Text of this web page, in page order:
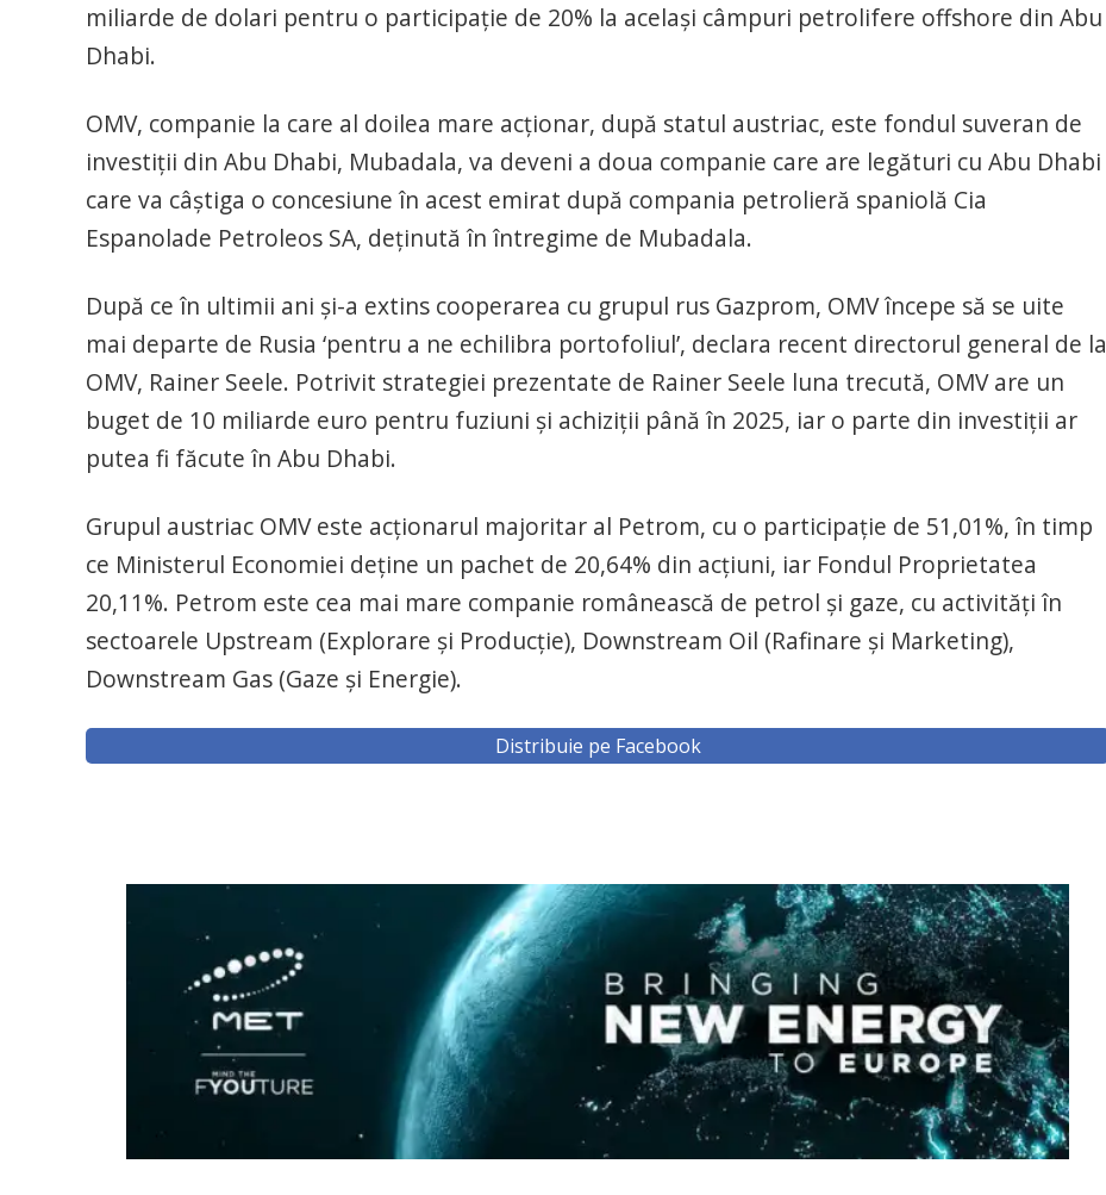
miliarde de dolari pentru o participaţie de 20% la acelaşi câmpuri petrolifere offshore din Abu
Dhabi.
OMV, companie la care al doilea mare acţionar, după statul austriac, este fondul suveran de
investiţii din Abu Dhabi, Mubadala, va deveni a doua companie care are legături cu Abu Dhabi
care va câştiga o concesiune în acest emirat după compania petrolieră spaniolă Cia
Espanolade Petroleos SA, deţinută în întregime de Mubadala.
După ce în ultimii ani şi-a extins cooperarea cu grupul rus Gazprom, OMV începe să se uite
mai departe de Rusia ‘pentru a ne echilibra portofoliul’, declara recent directorul general de la
OMV, Rainer Seele. Potrivit strategiei prezentate de Rainer Seele luna trecută, OMV are un
buget de 10 miliarde euro pentru fuziuni şi achiziţii până în 2025, iar o parte din investiţii ar
putea fi făcute în Abu Dhabi.
Grupul austriac OMV este acţionarul majoritar al Petrom, cu o participaţie de 51,01%, în timp
ce Ministerul Economiei deţine un pachet de 20,64% din acţiuni, iar Fondul Proprietatea
20,11%. Petrom este cea mai mare companie românească de petrol şi gaze, cu activităţi în
sectoarele Upstream (Explorare şi Producţie), Downstream Oil (Rafinare şi Marketing),
Downstream Gas (Gaze şi Energie).
Distribuie pe Facebook